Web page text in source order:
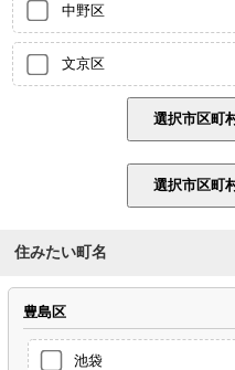
中野区
文京区
住みたい町名
豊島区
池袋